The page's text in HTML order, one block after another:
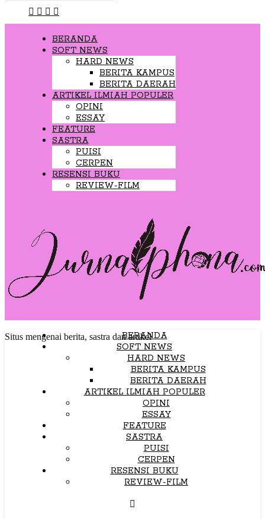
BERANDA
SOFT NEWS
HARD NEWS
BERITA KAMPUS
BERITA DAERAH
ARTIKEL ILMIAH POPULER
OPINI
ESSAY
FEATURE
SASTRA
PUISI
CERPEN
RESENSI BUKU
REVIEW-FILM
Situs mengenai berita, sastra dan artikel
BERANDA
SOFT NEWS
HARD NEWS
BERITA KAMPUS
BERITA DAERAH
ARTIKEL ILMIAH POPULER
OPINI
ESSAY
FEATURE
SASTRA
PUISI
CERPEN
RESENSI BUKU
REVIEW-FILM